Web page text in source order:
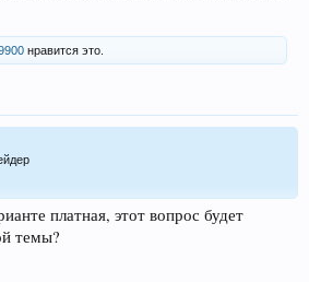
нравится это.
платная, этот вопрос будет
темы?